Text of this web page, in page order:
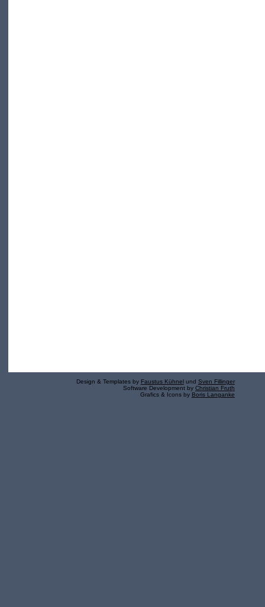
Design & Templates by Faustus Kühnel und Sven Fillinger
Software Development by Christian Fruth
Grafics & Icons by Boris Langanke